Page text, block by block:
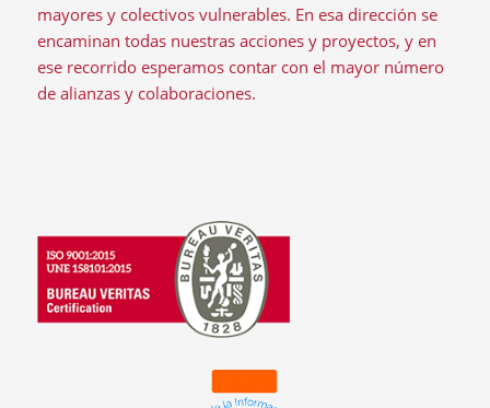
mayores y colectivos vulnerables. En esa dirección se
encaminan todas nuestras acciones y proyectos, y en
ese recorrido esperamos contar con el mayor número
de alianzas y colaboraciones.